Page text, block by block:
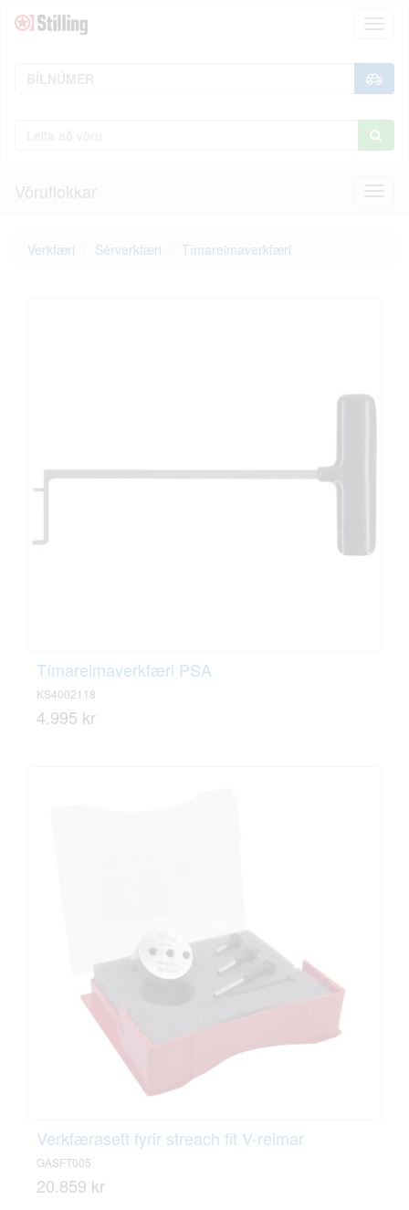
Vöruflokkar
Verkfæri Sérverkfæri Tímareimaverkfæri
Tímareimaverkfæri PSA
KS4002118
4.995 kr
Verkfærasett fyrir streach fit V-reimar
GASFT005
20.859 kr